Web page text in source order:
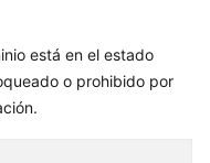
está en el estado
o prohibido por